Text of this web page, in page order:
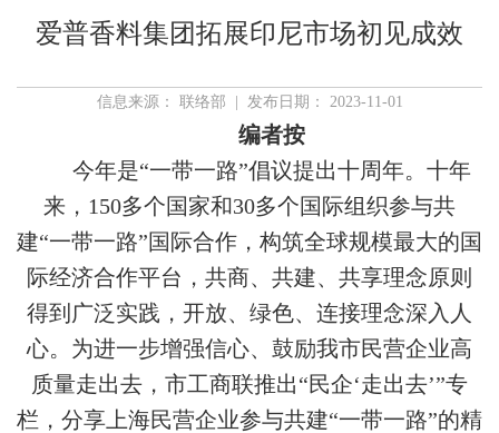
联系我们
爱普香料集团拓展印尼市场初见成效
信息来源： 联络部 | 发布日期： 2023-11-01
编者按
今年是“一带一路”倡议提出十周年。十年
来，150多个国家和30多个国际组织参与共
建“一带一路”国际合作，构筑全球规模最大的国
际经济合作平台，共商、共建、共享理念原则
得到广泛实践，开放、绿色、连接理念深入人
心。为进一步增强信心、鼓励我市民营企业高
质量走出去，市工商联推出“民企‘走出去’”专
栏，分享上海民营企业参与共建“一带一路”的精